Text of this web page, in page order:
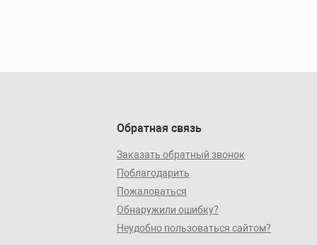
Обратная связь
Заказать обратный звонок
Поблагодарить
Пожаловаться
Обнаружили ошибку?
Неудобно пользоваться сайтом?